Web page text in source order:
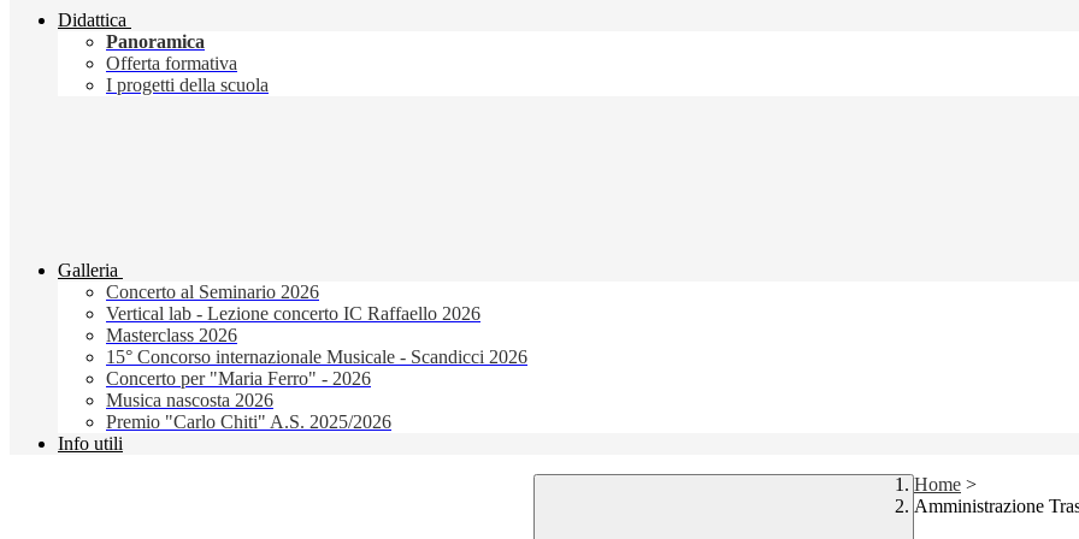
Didattica
Panoramica
Offerta formativa
I progetti della scuola
Galleria
Concerto al Seminario 2026
Vertical lab - Lezione concerto IC Raffaello 2026
Masterclass 2026
15° Concorso internazionale Musicale - Scandicci 2026
Concerto per "Maria Ferro" - 2026
Musica nascosta 2026
Premio "Carlo Chiti" A.S. 2025/2026
Info utili
Home >
Amministrazione